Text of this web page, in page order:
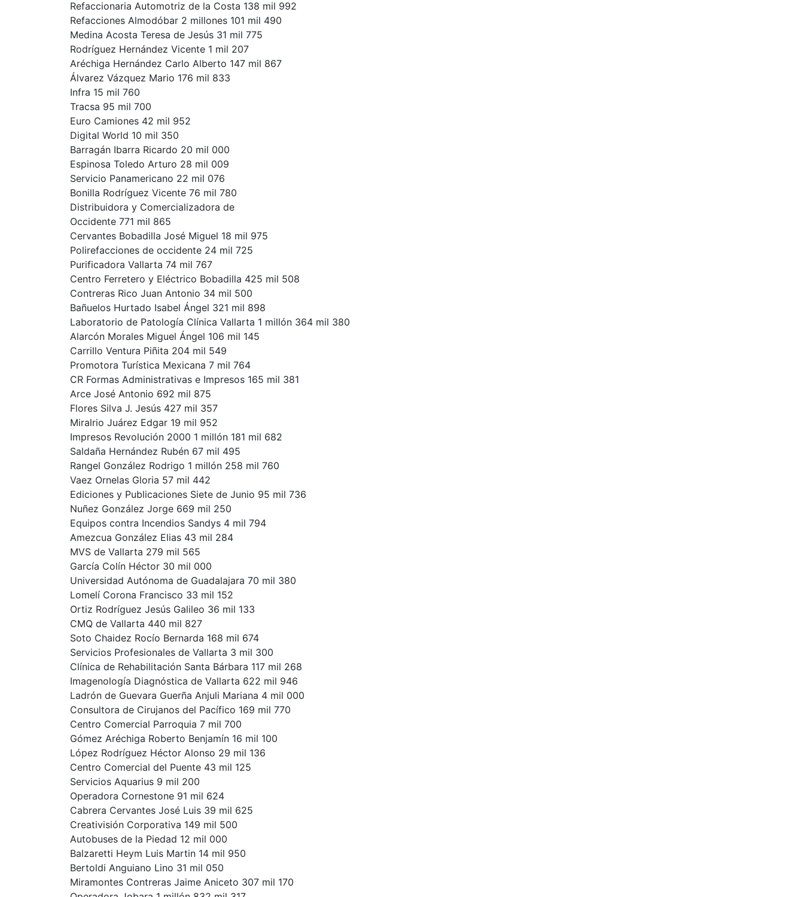
Refaccionaria Automotriz de la Costa 138 mil 992
Refacciones Almodóbar 2 millones 101 mil 490
Medina Acosta Teresa de Jesús 31 mil 775
Rodríguez Hernández Vicente 1 mil 207
Aréchiga Hernández Carlo Alberto 147 mil 867
Álvarez Vázquez Mario 176 mil 833
Infra 15 mil 760
Tracsa 95 mil 700
Euro Camiones 42 mil 952
Digital World 10 mil 350
Barragán Ibarra Ricardo 20 mil 000
Espinosa Toledo Arturo 28 mil 009
Servicio Panamericano 22 mil 076
Bonilla Rodríguez Vicente 76 mil 780
Distribuidora y Comercializadora de
Occidente 771 mil 865
Cervantes Bobadilla José Miguel 18 mil 975
Polirefacciones de occidente 24 mil 725
Purificadora Vallarta 74 mil 767
Centro Ferretero y Eléctrico Bobadilla 425 mil 508
Contreras Rico Juan Antonio 34 mil 500
Bañuelos Hurtado Isabel Ángel 321 mil 898
Laboratorio de Patología Clínica Vallarta 1 millón 364 mil 380
Alarcón Morales Miguel Ángel 106 mil 145
Carrillo Ventura Piñita 204 mil 549
Promotora Turística Mexicana 7 mil 764
CR Formas Administrativas e Impresos 165 mil 381
Arce José Antonio 692 mil 875
Flores Silva J. Jesús 427 mil 357
Miralrio Juárez Edgar 19 mil 952
Impresos Revolución 2000 1 millón 181 mil 682
Saldaña Hernández Rubén 67 mil 495
Rangel González Rodrigo 1 millón 258 mil 760
Vaez Ornelas Gloria 57 mil 442
Ediciones y Publicaciones Siete de Junio 95 mil 736
Nuñez González Jorge 669 mil 250
Equipos contra Incendios Sandys 4 mil 794
Amezcua González Elias 43 mil 284
MVS de Vallarta 279 mil 565
García Colín Héctor 30 mil 000
Universidad Autónoma de Guadalajara 70 mil 380
Lomelí Corona Francisco 33 mil 152
Ortiz Rodríguez Jesús Galileo 36 mil 133
CMQ de Vallarta 440 mil 827
Soto Chaidez Rocío Bernarda 168 mil 674
Servicios Profesionales de Vallarta 3 mil 300
Clínica de Rehabilitación Santa Bárbara 117 mil 268
Imagenología Diagnóstica de Vallarta 622 mil 946
Ladrón de Guevara Guerña Anjuli Mariana 4 mil 000
Consultora de Cirujanos del Pacífico 169 mil 770
Centro Comercial Parroquia 7 mil 700
Gómez Aréchiga Roberto Benjamín 16 mil 100
López Rodríguez Héctor Alonso 29 mil 136
Centro Comercial del Puente 43 mil 125
Servicios Aquarius 9 mil 200
Operadora Cornestone 91 mil 624
Cabrera Cervantes José Luis 39 mil 625
Creativisión Corporativa 149 mil 500
Autobuses de la Piedad 12 mil 000
Balzaretti Heym Luis Martin 14 mil 950
Bertoldi Anguiano Lino 31 mil 050
Miramontes Contreras Jaime Aniceto 307 mil 170